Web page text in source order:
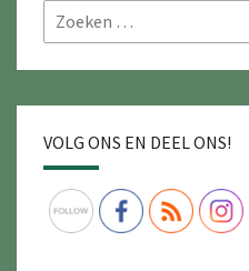
Zoeken
naar:
VOLG ONS EN DEEL ONS!